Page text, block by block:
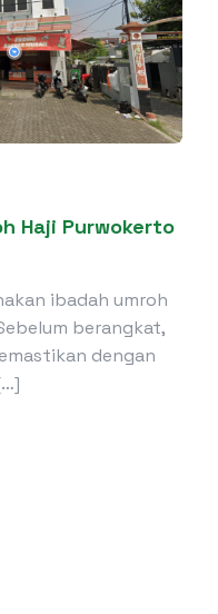
Haji Purwokerto
ibadah umroh
berangkat,
dengan